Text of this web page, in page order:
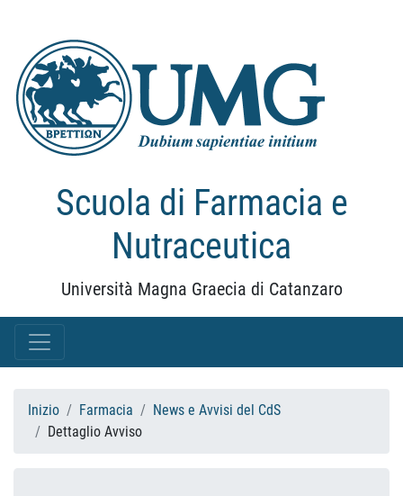
Scuola di Farmacia e
Nutraceutica
Università Magna Graecia di Catanzaro
Inizio Farmacia
News e Avvisi del CdS
Dettaglio Avviso